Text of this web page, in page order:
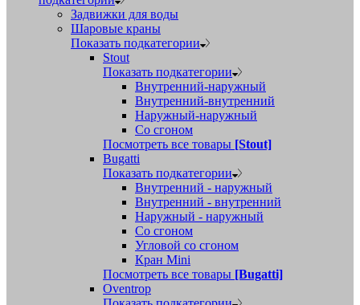
Задвижки для воды
Шаровые краны
Показать подкатегории
Stout
Показать подкатегории
Внутренний-наружный
Внутренний-внутренний
Наружный-наружный
Со сгоном
Посмотреть все товары [Stout]
Bugatti
Показать подкатегории
Внутренний - наружный
Внутренний - внутренний
Наружный - наружный
Со сгоном
Угловой со сгоном
Кран Mini
Посмотреть все товары [Bugatti]
Oventrop